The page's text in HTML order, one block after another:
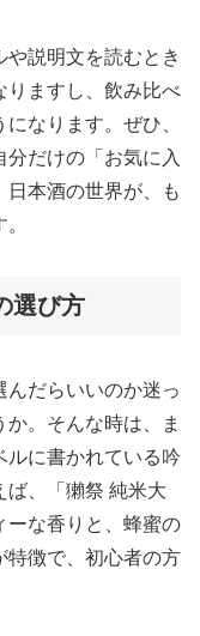
説明文を読むとき
りますし、飲み比べ
なります。ぜひ、
だけの「お気に入
日本酒の世界が、も
選び方
んだらいいのか迷っ
。そんな時は、ま
ルに書かれている吟
ば、「獺祭 純米大
ーな香りと、蜂蜜の
特徴で、初心者の方